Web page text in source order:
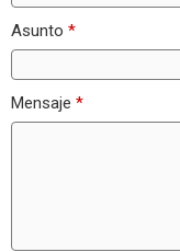
Asunto *
Mensaje *